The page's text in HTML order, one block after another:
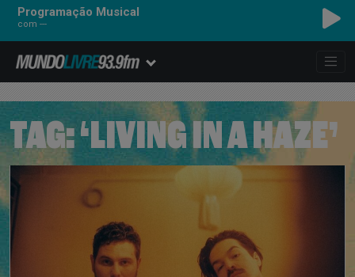
Programação Musical
com ---
TAG:‘LIVING IN A HAZE’